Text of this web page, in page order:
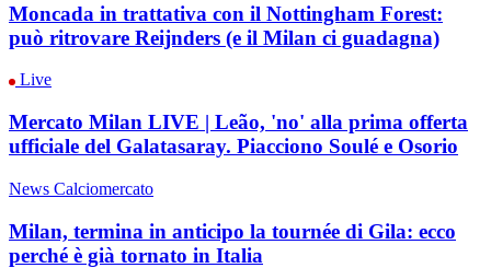
Moncada in trattativa con il Nottingham Forest:
può ritrovare Reijnders (e il Milan ci guadagna)
Live
Mercato Milan LIVE | Leão, 'no' alla prima offerta
ufficiale del Galatasaray. Piacciono Soulé e Osorio
News Calciomercato
Milan, termina in anticipo la tournée di Gila: ecco
perché è già tornato in Italia